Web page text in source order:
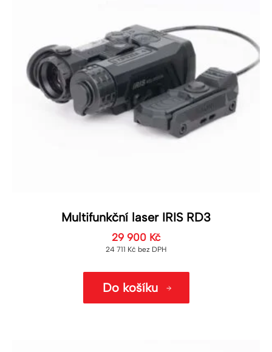
Multifunkční laser IRIS RD3
29 900 Kč
24 711 Kč bez DPH
Do košíku